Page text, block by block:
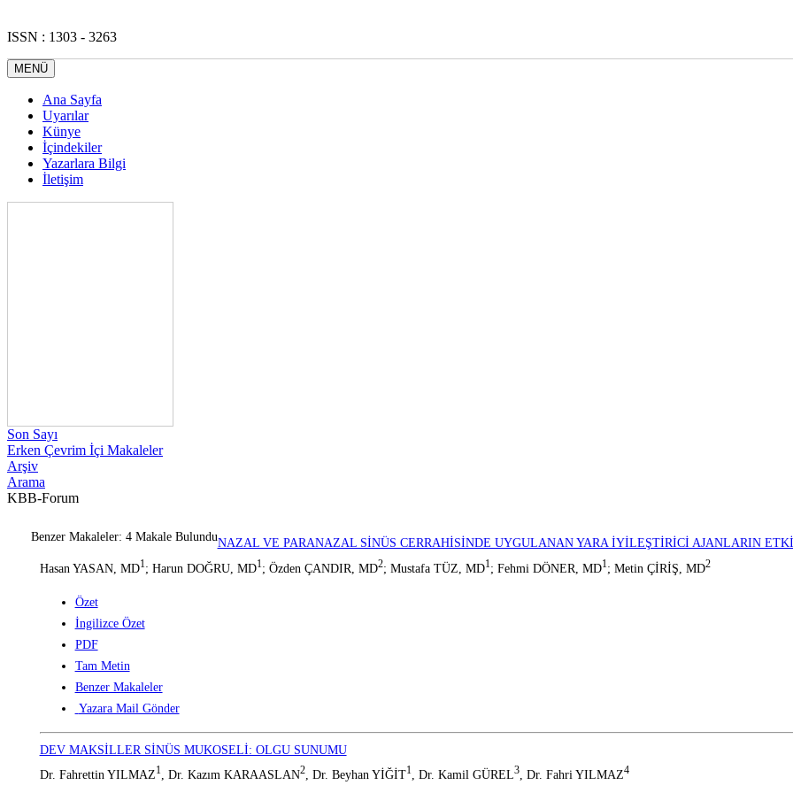
ISSN : 1303 - 3263
MENÜ
Ana Sayfa
Uyarılar
Künye
İçindekiler
Yazarlara Bilgi
İletişim
Son Sayı
Erken Çevrim İçi Makaleler
Arşiv
Arama
KBB-Forum
Benzer Makaleler: 4 Makale BulunduNAZAL VE PARANAZAL SİNÜS CERRAHİSİNDE UYGULANAN YARA İYİLEŞTİRİCİ AJANLARIN
Hasan YASAN, MD1; Harun DOĞRU, MD1; Özden ÇANDIR, MD2; Mustafa TÜZ, MD1; Fehmi DÖNER, MD1; Metin ÇİRİŞ, MD2
Özet
İngilizce Özet
PDF
Tam Metin
Benzer Makaleler
Yazara Mail Gönder
DEV MAKSİLLER SİNÜS MUKOSELİ: OLGU SUNUMU
Dr. Fahrettin YILMAZ1, Dr. Kazım KARAASLAN2, Dr. Beyhan YİĞİT1, Dr. Kamil GÜREL3, Dr. Fahri YILMAZ4